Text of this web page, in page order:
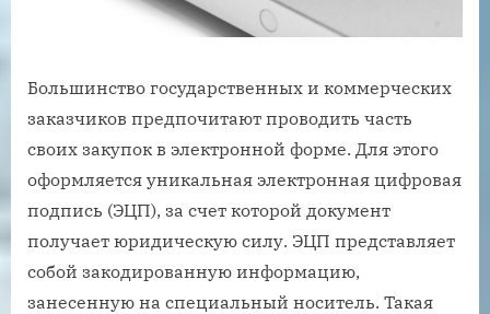
Большинство государственных и коммерческих
заказчиков предпочитают проводить часть
своих закупок в электронной форме. Для этого
оформляется уникальная электронная цифровая
подпись (ЭЦП), за счет которой документ
получает юридическую силу. ЭЦП представляет
собой закодированную информацию,
занесенную на специальный носитель. Такая